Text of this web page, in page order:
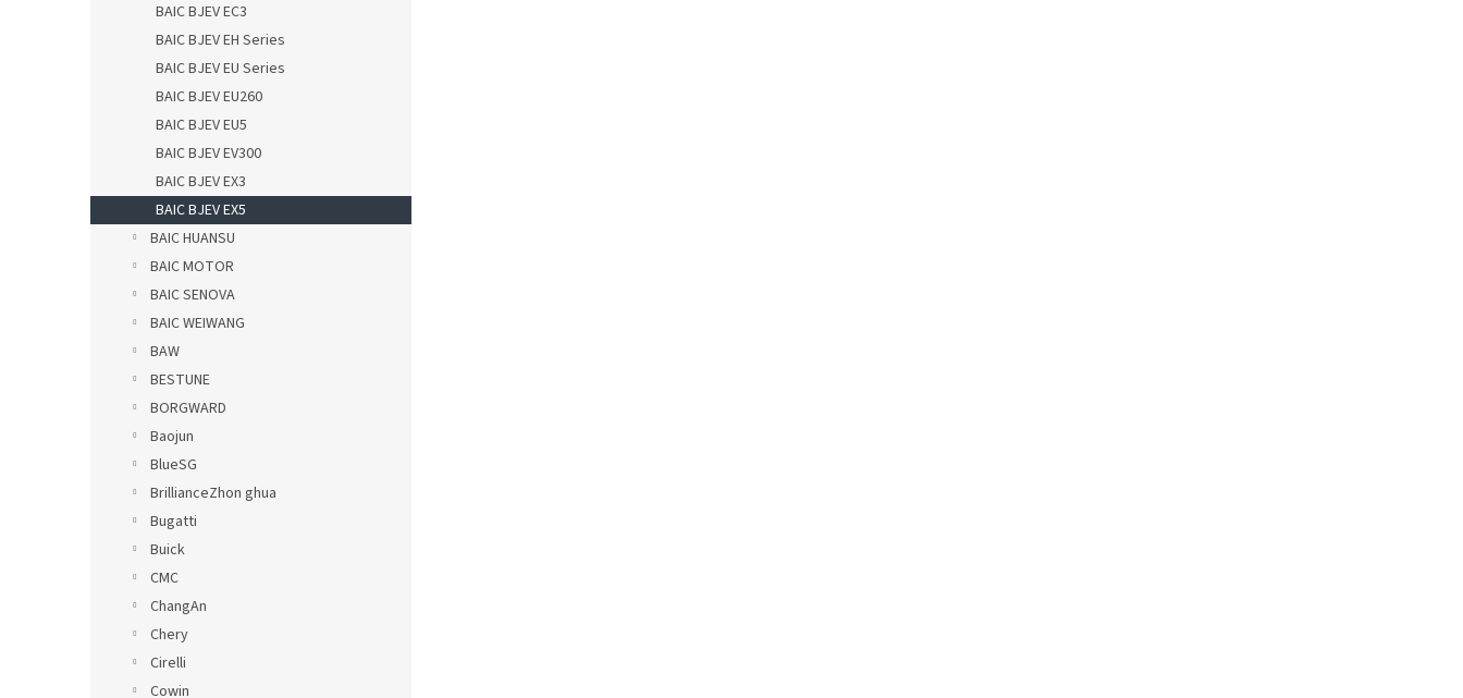
BAIC BJEV EC3
BAIC BJEV EH Series
BAIC BJEV EU Series
BAIC BJEV EU260
BAIC BJEV EU5
BAIC BJEV EV300
BAIC BJEV EX3
BAIC BJEV EX5
BAIC HUANSU
BAIC MOTOR
BAIC SENOVA
BAIC WEIWANG
BAW
BESTUNE
BORGWARD
Baojun
BlueSG
BrillianceZhon ghua
Bugatti
Buick
CMC
ChangAn
Chery
Cirelli
Cowin